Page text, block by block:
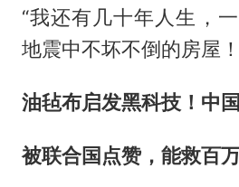
“我还有几十年人生，
地震中不坏不倒的房屋
油毡布启发黑科技！中
被联合国点赞，能救百